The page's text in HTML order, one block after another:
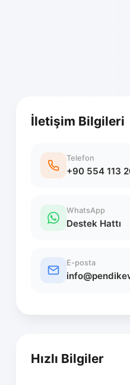
İletişim Bilgileri
Telefon
+90 554 113
WhatsApp
Destek Hattı
E-posta
Hızlı Bilgiler